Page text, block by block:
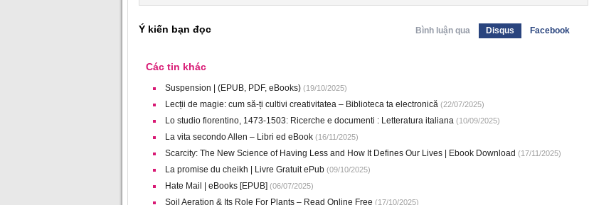
Ý kiến bạn đọc Bình luận qua Disqus Facebook
Các tin khác
Suspension | (EPUB, PDF, eBooks)(19/10/2025)
Lecții de magie: cum să-ți cultivi creativitatea – Biblioteca ta electronică (22/07/2025)
Lo studio fiorentino, 1473-1503: Ricerche e documenti : Letteratura italiana (10/09/2025)
La vita secondo Allen – Libri ed eBook(16/11/2025)
Scarcity: The New Science of Having Less and How It Defines Our Lives | Ebook Download (17/11/2025)
La promise du cheikh | Livre Gratuit ePub(09/10/2025)
Hate Mail | eBooks [EPUB] (06/07/2025)
Soil Aeration & Its Role For Plants – Read Online Free (17/10/2025)